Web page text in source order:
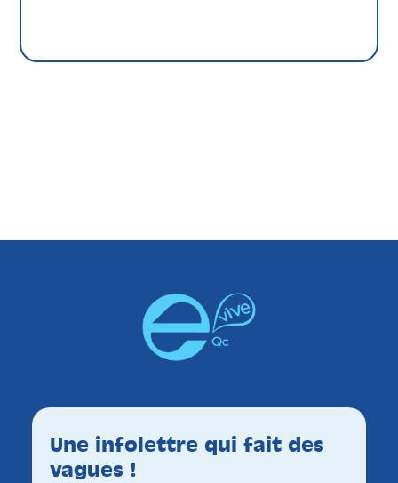
Une infolettre qui fait des
vagues !